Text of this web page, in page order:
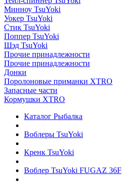
Минноу TsuYoki
Уокер TsuYoki
Стик TsuYoki
Поппер TsuYoki
Шэд TsuYoki
Прочие принадлежности
Прочие принадлежности
Донки
Поролоновые приманки XTRO
Запасные части
Кормушки XTRO
Каталог Рыбалка
Воблеры TsuYoki
Кренк TsuYoki
Воблер TsuYoki FUGAZ 36F